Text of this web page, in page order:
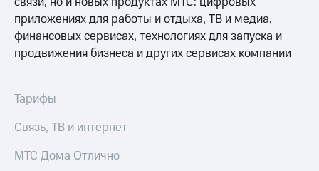
Рынок
акций
Описание
акций
Дивиденды
Рынок
облигаций
приложениях для работы и отдыха, ТВ и медиа,
финансовых сервисах, технологиях для запуска и
продвижения бизнеса и других сервисах компании
Тарифы
Связь, ТВ и интернет
МТС Дома Отлично